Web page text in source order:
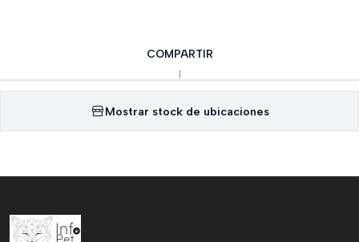
COMPARTIR
Mostrar stock de ubicaciones